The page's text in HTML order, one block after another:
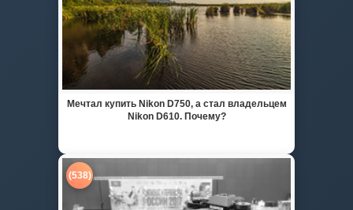
Мечтал купить Nikon D750, а стал владельцем
Nikon D610. Почему?
(538)